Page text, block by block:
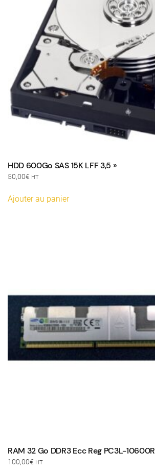
HDD 600Go SAS 15K LFF 3,5 »
50,00€ HT
Ajouter au panier
RAM 32 Go DDR3 Ecc Reg PC3L-10600R
100,00€ HT